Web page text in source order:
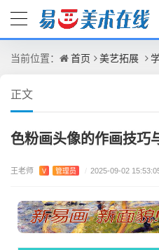
当前位置： 首页 美艺拓展
正文
色粉画头像的作画技巧
王老师 V 管理员 / 2025-09-02